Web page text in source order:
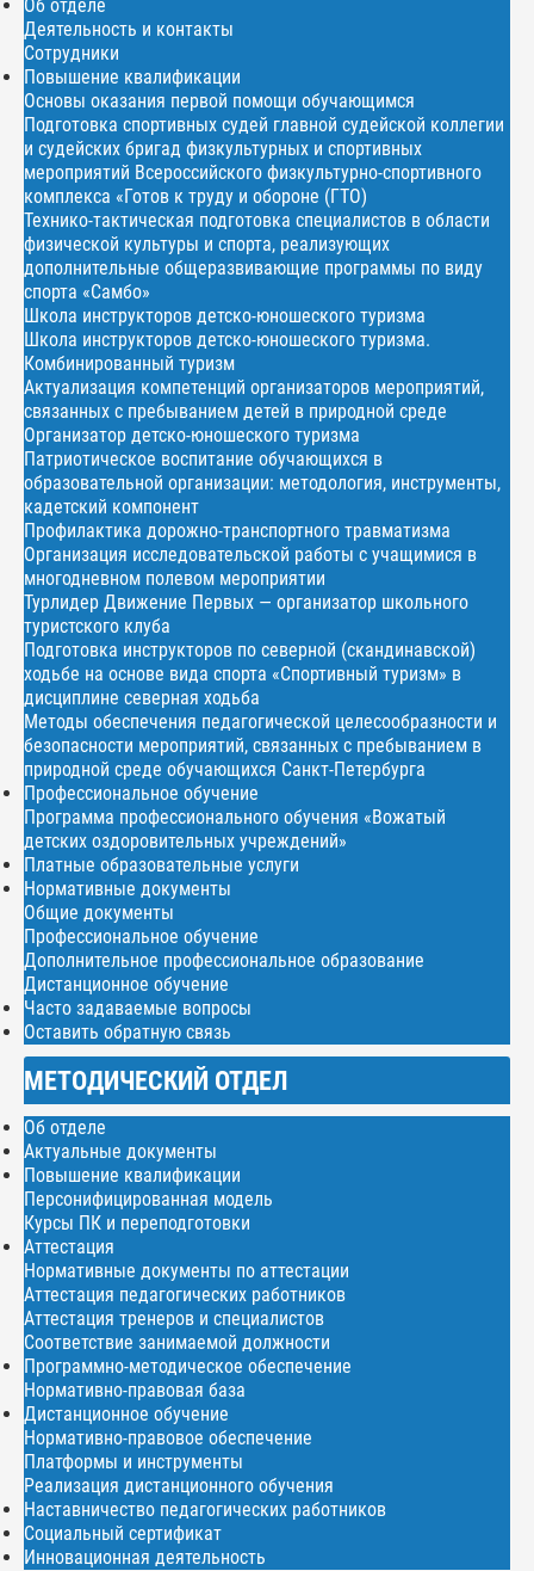
Об отделе
Деятельность и контакты
Сотрудники
Повышение квалификации
Основы оказания первой помощи обучающимся
Подготовка спортивных судей главной судейской коллегии
и судейских бригад физкультурных и спортивных
мероприятий Всероссийского физкультурно-спортивного
комплекса «Готов к труду и обороне (ГТО)
Технико-тактическая подготовка специалистов в области
физической культуры и спорта, реализующих
дополнительные общеразвивающие программы по виду
спорта «Самбо»
Школа инструкторов детско-юношеского туризма
Школа инструкторов детско-юношеского туризма.
Комбинированный туризм
Актуализация компетенций организаторов мероприятий,
связанных с пребыванием детей в природной среде
Организатор детско-юношеского туризма
Патриотическое воспитание обучающихся в
образовательной организации: методология, инструменты,
кадетский компонент
Профилактика дорожно-транспортного травматизма
Организация исследовательской работы с учащимися в
многодневном полевом мероприятии
Турлидер Движение Первых — организатор школьного
туристского клуба
Подготовка инструкторов по северной (скандинавской)
ходьбе на основе вида спорта «Спортивный туризм» в
дисциплине северная ходьба
Методы обеспечения педагогической целесообразности и
безопасности мероприятий, связанных с пребыванием в
природной среде обучающихся Санкт-Петербурга
Профессиональное обучение
Программа профессионального обучения «Вожатый
детских оздоровительных учреждений»
Платные образовательные услуги
Нормативные документы
Общие документы
Профессиональное обучение
Дополнительное профессиональное образование
Дистанционное обучение
Часто задаваемые вопросы
Оставить обратную связь
МЕТОДИЧЕСКИЙ ОТДЕЛ
Об отделе
Актуальные документы
Повышение квалификации
Персонифицированная модель
Курсы ПК и переподготовки
Аттестация
Нормативные документы по аттестации
Аттестация педагогических работников
Аттестация тренеров и специалистов
Соответствие занимаемой должности
Программно-методическое обеспечение
Нормативно-правовая база
Дистанционное обучение
Нормативно-правовое обеспечение
Платформы и инструменты
Реализация дистанционного обучения
Наставничество педагогических работников
Социальный сертификат
Инновационная деятельность